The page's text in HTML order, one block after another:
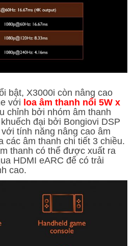
bật, X3000i còn nâng cao
với loa âm thanh nổi 5W x
chỉnh bởi nhóm âm thanh
đại bởi Bongiovi DSP
tính năng nâng cao âm
các âm thanh chi tiết 3 chiều.
thanh có thể được xuất ra
HDMI eARC để có trải
cao.